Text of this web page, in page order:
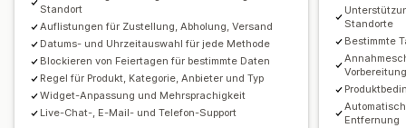
Tracking in Echtzeit
SMS-Benachrichtigungen Zustellungskarte
Fahrer-Tracking
Nachverfolgung von Bestellungen
Zustellungsnachweis
Tracking-Seiten
Standort
Auflistungen für Zustellung, Abholung, Versand
Datums- und Uhrzeitauswahl für jede Methode
Blockieren von Feiertagen für bestimmte Daten
Regel für Produkt, Kategorie, Anbieter und Typ
Widget-Anpassung und Mehrsprachigkeit
Live-Chat-, E-Mail- und Telefon-Support
Standorte
Bestimmte
Entfernung